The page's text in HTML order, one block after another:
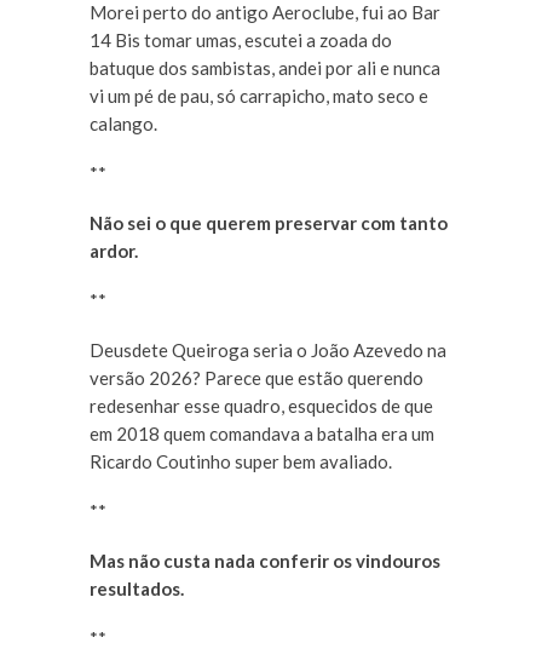
Morei perto do antigo Aeroclube, fui ao Bar
14 Bis tomar umas, escutei a zoada do
batuque dos sambistas, andei por ali e nunca
vi um pé de pau, só carrapicho, mato seco e
calango.
**
Não sei o que querem preservar com tanto
ardor.
**
Deusdete Queiroga seria o João Azevedo na
versão 2026? Parece que estão querendo
redesenhar esse quadro, esquecidos de que
em 2018 quem comandava a batalha era um
Ricardo Coutinho super bem avaliado.
**
Mas não custa nada conferir os vindouros
resultados.
**